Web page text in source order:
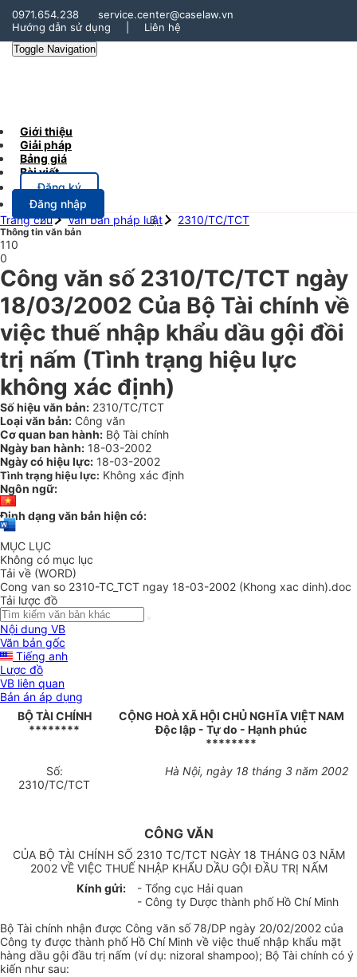
0971.654.238
service.center@caselaw.vn
Hướng dẫn sử dụng
Liên hệ
Toggle Navigation
Giới thiệu
Giải pháp
Bảng giá
Bài viết
Đăng ký
Đăng nhập
Trang chủ
Văn bản pháp luật 2310/TC/TCT
Thông tin văn bản
110
0
Công văn số 2310/TC/TCT ngày
18/03/2002 Của Bộ Tài chính về
việc thuế nhập khẩu dầu gội đồi
trị nấm (Tình trạng hiệu lực
không xác định)
Số hiệu văn bản: 2310/TC/TCT
Loại văn bản: Công văn
Cơ quan ban hành: Bộ Tài chính
Ngày ban hành: 18-03-2002
Ngày có hiệu lực: 18-03-2002
Tình trạng hiệu lực: Không xác định
Ngôn ngữ:
Định dạng văn bản hiện có:
MỤC LỤC
Không có mục lục
Tải về (WORD)
Cong van so 2310-TC_TCT ngay 18-03-2002 (Khong xac dinh).doc
Tải lược đồ
Nội dung VB
Văn bản gốc
Tiếng anh
Lược đồ
VB liên quan
Bản án áp dụng
BỘ TÀI CHÍNH
********
CỘNG HOÀ XÃ HỘI CHỦ NGHĨA VIỆT NAM
Độc lập - Tự do - Hạnh phúc
********
Số:
2310/TC/TCT
Hà Nội, ngày 18 tháng 3 năm 2002
CÔNG VĂN
CỦA BỘ TÀI CHÍNH SỐ 2310 TC/TCT NGÀY 18 THÁNG 03 NĂM
2002 VỀ VIỆC THUẾ NHẬP KHẨU DẦU GỘI ĐẦU TRỊ NẤM
Kính gửi:
- Tổng cục Hải quan
- Công ty Dược thành phố Hồ Chí Minh
Bộ Tài chính nhận được Công văn số 78/DP ngày 20/02/2002 của
Công ty được thành phố Hồ Chí Minh về việc thuế nhập khẩu mặt
hàng dầu gội đầu trị nấm (ví dụ: nizoral shampoo); Bộ Tài chính có ý
kiến như sau: